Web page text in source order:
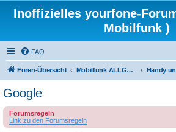
Inoffizielles yourfone-
Mobilfunk )
FAQ
Foren-Übersicht Mobilfunk ALLGEMEIN
Google
Forumsregeln
Link zu den Forumsregeln